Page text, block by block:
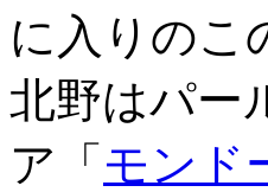
に入りのこ
北野はパー
ア「 モンド